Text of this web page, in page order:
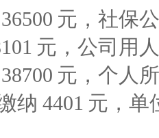
36500 元，社保
元，公司用
38700 元，个人
纳 4401 元，单